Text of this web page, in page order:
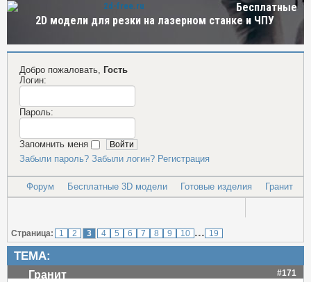
Бесплатные
2D модели для резки на лазерном станке и ЧПУ
Добро пожаловать,
Гость
Логин:
Пароль:
Запомнить меня
Забыли пароль? Забыли логин? Регистрация
Форум Бесплатные 3D модели Готовые изделия Гранит
Страница: 1 2 3 4 5 6 7 8 9 10 ... 19
ТЕМА:
Гранит #171